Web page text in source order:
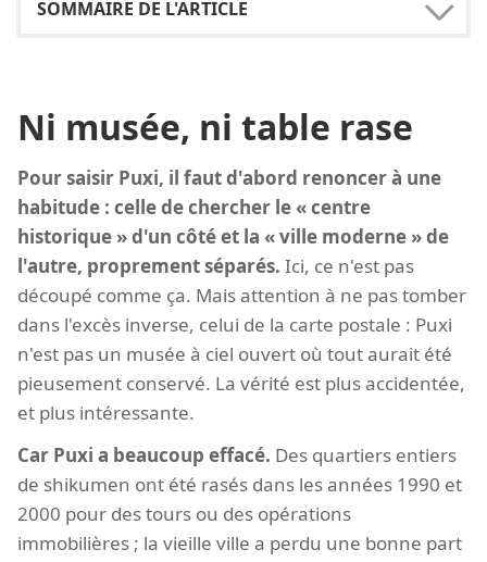
Ni musée, ni table rase
Pour saisir Puxi, il faut d'abord renoncer à une
habitude : celle de chercher le « centre
historique » d'un côté et la « ville moderne » de
l'autre, proprement séparés. Ici, ce n'est pas
découpé comme ça. Mais attention à ne pas tomber
dans l'excès inverse, celui de la carte postale : Puxi
n'est pas un musée à ciel ouvert où tout aurait été
pieusement conservé. La vérité est plus accidentée,
et plus intéressante.
Car Puxi a beaucoup effacé. Des quartiers entiers
de shikumen ont été rasés dans les années 1990 et
2000 pour des tours ou des opérations
immobilières ; la vieille ville a perdu une bonne part